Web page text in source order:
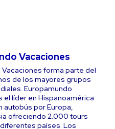
Vacaciones
forma parte del
de los mayores grupos
Europamundo
el líder en Hispanoamérica
autobús por Europa,
ofreciendo 2.000 tours
países. Los